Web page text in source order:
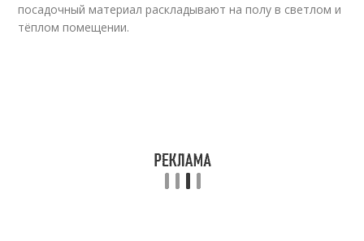
посадочный материал раскладывают на полу в светлом и
тёплом помещении.